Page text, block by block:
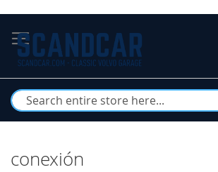
to
Content
conexión